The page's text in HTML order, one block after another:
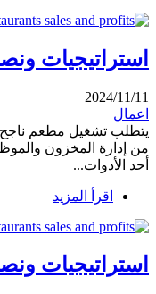
استراتيجيات
2024/11/11
اعمال
يتطلب تشغيل مطعم ناجح
من إدارة المخزون
أحد الأدوات...
اقرأ المزيد
استراتيجيات